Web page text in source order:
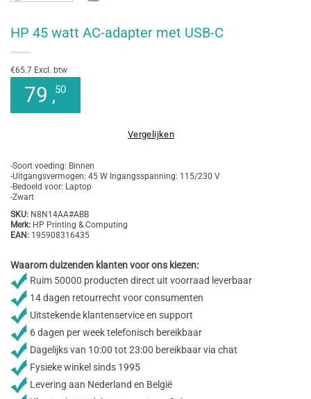
HP 45 watt AC-adapter met USB-C
€65.7 Excl. btw
79 ,50
Vergelijken
-Soort voeding: Binnen
-Uitgangsvermogen: 45 W Ingangsspanning: 115/230 V
-Bedoeld voor: Laptop
-Zwart
SKU: N8N14AA#ABB
Merk: HP Printing & Computing
EAN: 195908316435
Waarom duizenden klanten voor ons kiezen:
Ruim 50000 producten direct uit voorraad leverbaar
14 dagen retourrecht voor consumenten
Uitstekende klantenservice en support
6 dagen per week telefonisch bereikbaar
Dagelijks van 10:00 tot 23:00 bereikbaar via chat
Fysieke winkel sinds 1995
Levering aan Nederland en België